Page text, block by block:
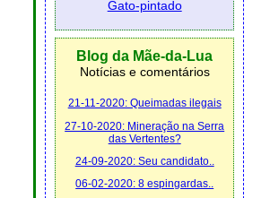
Gato-pintado
Blog da Mãe-da-Lua
Notícias e comentários
21-11-2020: Queimadas ilegais
27-10-2020: Mineração na Serra
das Vertentes?
24-09-2020: Seu candidato..
06-02-2020: 8 espingardas..